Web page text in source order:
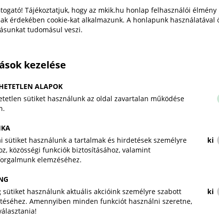
eredményeként a Demján Sándor Tőkeprogram
keretösszegét a feltételeknek teljeskörűen
megfelelő vállalkozások számához igazítják.
„Az iskolapadtól az első
munkahelyig": tehetséggondozó
programot indít a Magyar
Kereskedelmi és Iparkamara
A Kamara új társadalmi felelősségvállalási
programja, „Az iskolapadtól az első munkahelyig"
végig pályájuk legérzékenyebb szakaszán.
A magyar kkv-k munkahelyi
Tájékoztatjuk, hogy az mkik.hu honlap felhasználói élmény
érdekében cookie-kat alkalmazunk. A honlapunk használatával
tudomásul veszi.
kezelése
ALAPOK
sütiket használunk az oldal zavartalan működése
sütiket használunk a tartalmak és hirdetések személyre
közösségi funkciók biztosításához, valamint
elemzéséhez.
ki
sütiket használunk aktuális akcióink személyre szabott
Amennyiben minden funkciót használni szeretne,
ki